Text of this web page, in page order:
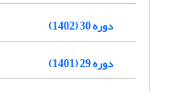
دوره 30 (1402)
دوره 29 (1401)